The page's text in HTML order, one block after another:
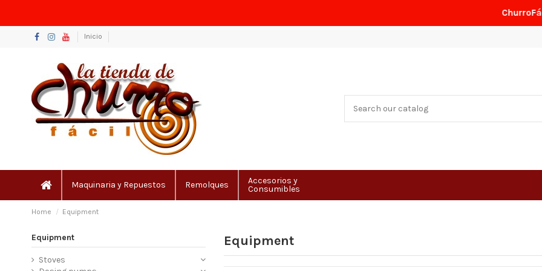
ChurroFácil
Inicio
Maquinaria y Repuestos Remolques
Accesorios y
Consumibles
Home Equipment
Equipment
Equipment
Stoves